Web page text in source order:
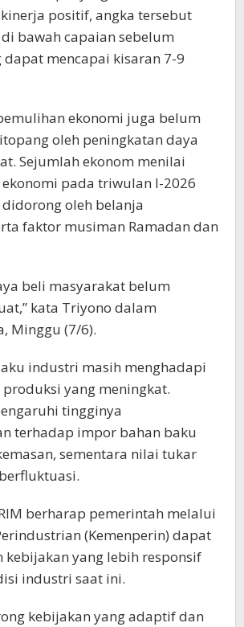
positif, angka tersebut
bawah capaian sebelum
mencapai kisaran 7-9
ekonomi juga belum
oleh peningkatan daya
Sejumlah ekonom menilai
pada triwulan I-2026
oleh belanja
faktor musiman Ramadan dan
beli masyarakat belum
kata Triyono dalam
Minggu (7/6).
industri masih menghadapi
yang meningkat.
tingginya
terhadap impor bahan baku
sementara nilai tukar
berharap pemerintah melalui
(Kemenperin) dapat
kebijakan yang lebih responsif
industri saat ini.
kebijakan yang adaptif dan